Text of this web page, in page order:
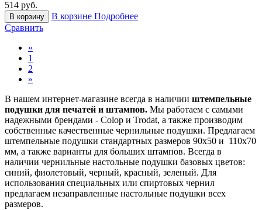
514 руб.
В корзину В корзине Подробнее
Сравнить
«
1
2
»
В нашем интернет-магазине всегда в наличии штемпельные
подушки для печатей и штампов. Мы работаем с самыми
надежными брендами - Colop и Trodat, а также производим
собственные качественные чернильные подушки. Предлагаем
штемпельные подушки стандартных размеров 90х50 и 110х70
мм, а также варианты для больших штампов. Всегда в
наличии чернильные настольные подушки базовых цветов:
синий, фиолетовый, черный, красный, зеленый. Для
использования специальных или спиртовых чернил
предлагаем незаправленные настольные подушки всех
размеров.